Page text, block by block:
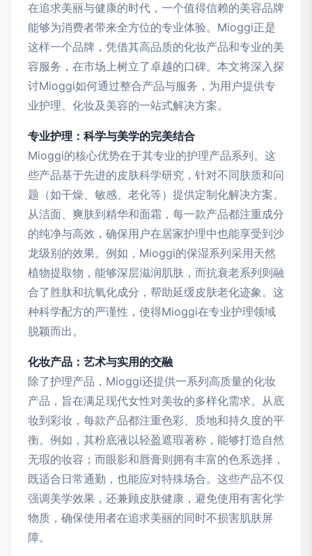
在追求美丽与健康的时代，一个值得信赖的美容品牌
能够为消费者带来全方位的专业体验。Mioggi正是
这样一个品牌，凭借其高品质的化妆产品和专业的美
容服务，在市场上树立了卓越的口碑。本文将深入探
讨Mioggi如何通过整合产品与服务，为用户提供专
业护理、化妆及美容的一站式解决方案。
专业护理：科学与美学的完美结合
Mioggi的核心优势在于其专业的护理产品系列。这
些产品基于先进的皮肤科学研究，针对不同肤质和问
题（如干燥、敏感、老化等）提供定制化解决方案。
从洁面、爽肤到精华和面霜，每一款产品都注重成分
的纯净与高效，确保用户在居家护理中也能享受到沙
龙级别的效果。例如，Mioggi的保湿系列采用天然
植物提取物，能够深层滋润肌肤，而抗衰老系列则融
合了胜肽和抗氧化成分，帮助延缓皮肤老化迹象。这
种科学配方的严谨性，使得Mioggi在专业护理领域
脱颖而出。
化妆产品：艺术与实用的交融
除了护理产品，Mioggi还提供一系列高质量的化妆
产品，旨在满足现代女性对美妆的多样化需求。从底
妆到彩妆，每款产品都注重色彩、质地和持久度的平
衡。例如，其粉底液以轻盈遮瑕著称，能够打造自然
无瑕的妆容；而眼影和唇膏则拥有丰富的色系选择，
既适合日常通勤，也能应对特殊场合。这些产品不仅
强调美学效果，还兼顾皮肤健康，避免使用有害化学
物质，确保使用者在追求美丽的同时不损害肌肤屏
障。